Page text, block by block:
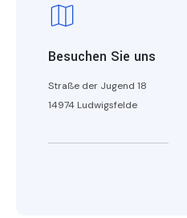
Besuchen Sie uns
Straße der Jugend 18
14974 Ludwigsfelde